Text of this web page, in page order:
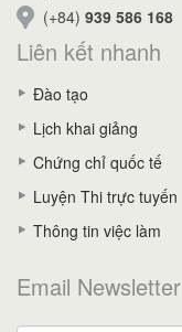
(+84) 939 586 168
Liên kết nhanh
Đào tạo
Lịch khai giảng
Chứng chỉ quốc tế
Luyện Thi trực tuyến
Thông tin việc làm
Email Newsletter